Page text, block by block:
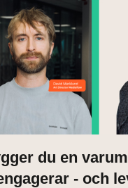
du en
- och